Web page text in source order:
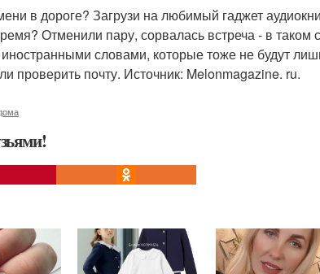
в дороге? Загрузи на любимый гаджет
Отменили пару, сорвалась встреча - в таком
словами, которые тоже не будут
проверить почту. Источник: Melonmagazine. ru.